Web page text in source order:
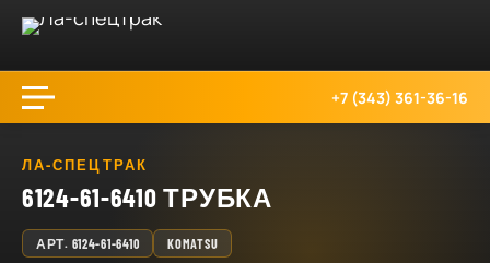
+7 (343) 361-36-16
ЛА-СПЕЦТРАК
6124-61-6410 ТРУБКА
АРТ. 6124-61-6410 KOMATSU